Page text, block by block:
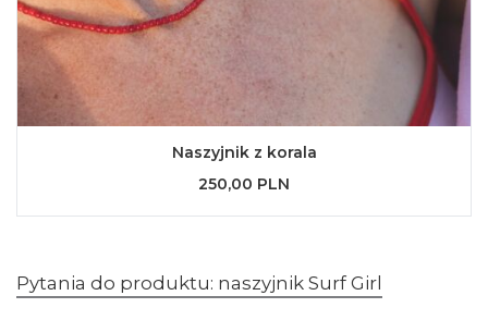
Naszyjnik z korala
250,00 PLN
Pytania do produktu: naszyjnik Surf Girl